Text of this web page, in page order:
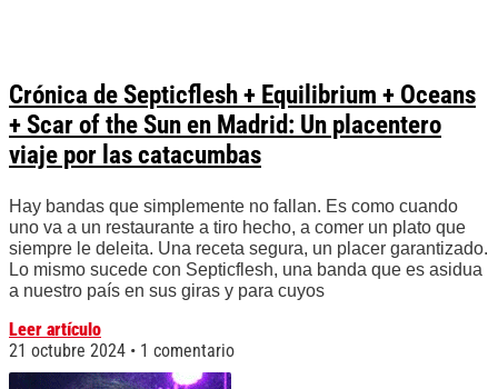
Crónica de Septicflesh + Equilibrium + Oceans
+ Scar of the Sun en Madrid: Un placentero
viaje por las catacumbas
Hay bandas que simplemente no fallan. Es como cuando
uno va a un restaurante a tiro hecho, a comer un plato que
siempre le deleita. Una receta segura, un placer garantizado.
Lo mismo sucede con Septicflesh, una banda que es asidua
a nuestro país en sus giras y para cuyos
Leer artículo
21 octubre 2024
1 comentario